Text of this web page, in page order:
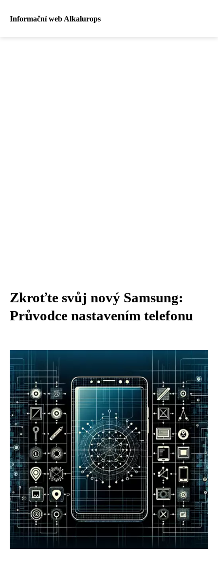
Informační web Alkalurops
Zkroťte svůj nový Samsung:
Průvodce nastavením telefonu